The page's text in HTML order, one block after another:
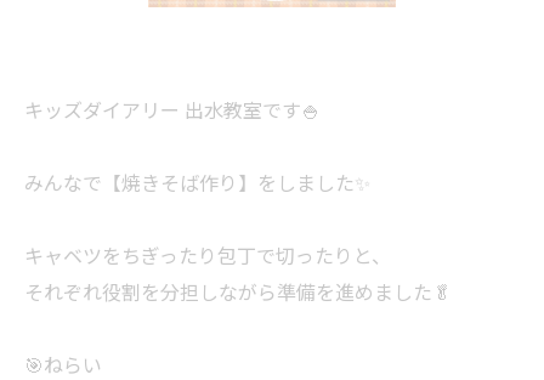
キッズダイアリー 出水教室です🍚
みんなで【焼きそば作り】をしました✨
キャベツをちぎったり包丁で切ったりと、
それぞれ役割を分担しながら準備を進めました🥬
🎯ねらい